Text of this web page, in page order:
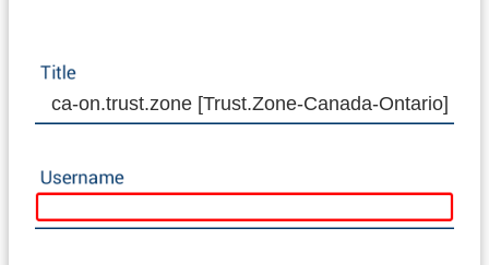
ca-on.trust.zone [Trust.Zone-Canada-Ontario]